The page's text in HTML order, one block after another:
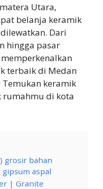
Utara,
belanja keramik
Dari
hingga pasar
terbaik di Medan
keramik
rumahmu di kota
grosir bahan
aspal
| Granite